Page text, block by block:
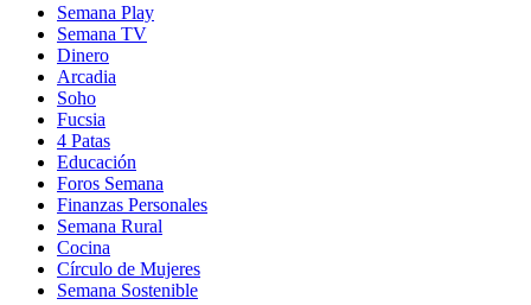
Semana Play
Semana TV
Dinero
Arcadia
Soho
in
new
window
Fucsia
in
new
window
4 Patas
Educación
Foros Semana
Finanzas Personales
Semana Rural
Cocina
Círculo de Mujeres
Semana Sostenible